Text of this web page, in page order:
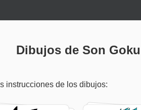
Dibujos de Son Goku
instrucciones de los dibujos: